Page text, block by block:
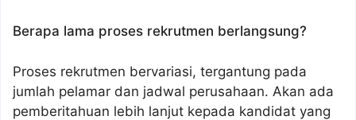
Berapa lama proses rekrutmen berlangsung?
Proses rekrutmen bervariasi, tergantung pada
jumlah pelamar dan jadwal perusahaan. Akan ada
pemberitahuan lebih lanjut kepada kandidat yang